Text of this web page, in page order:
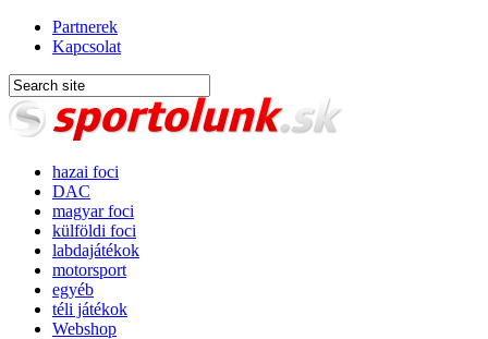
Partnerek
Kapcsolat
hazai foci
DAC
magyar foci
külföldi foci
labdajátékok
motorsport
egyéb
téli játékok
Webshop